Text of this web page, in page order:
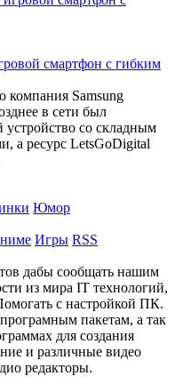
смартфон с гибким
компания Samsung
в сети был
со складным
а ресурс LetsGoDigital
Юмор
Игры RSS
дабы сообщать нашим
из мира IT технологий,
с настройкой ПК.
пакетам, а так
для создания
и различные видео
редакторы.